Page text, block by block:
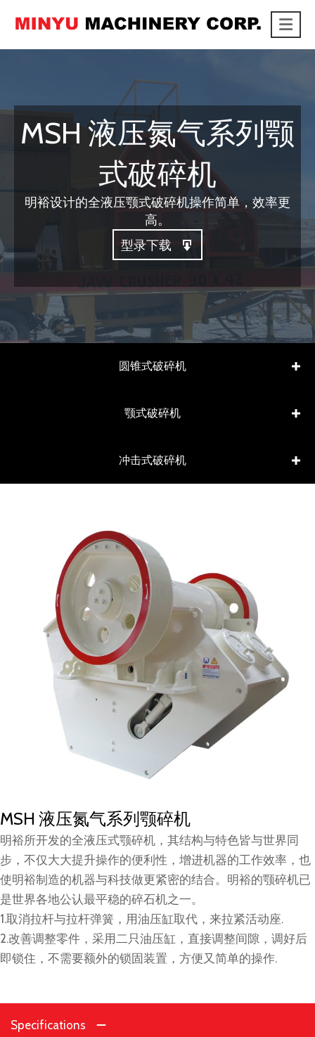
link
MSH 液压氮气系列颚
式破碎机
明裕设计的全液压颚式破碎机操作简单，效率更
高。
型录下载
圆锥式破碎机
颚式破碎机
冲击式破碎机
MSH 液压氮气系列颚碎机
明裕所开发的全液压式颚碎机，其结构与特色皆与世界同
步，不仅大大提升操作的便利性，增进机器的工作效率，也
使明裕制造的机器与科技做更紧密的结合。明裕的颚碎机已
是世界各地公认最平稳的碎石机之一。
1.取消拉杆与拉杆弹簧，用油压缸取代，来拉紧活动座.
2.改善调整零件，采用二只油压缸，直接调整间隙，调好后
即锁住，不需要额外的锁固装置，方便又简单的操作.
Specifications